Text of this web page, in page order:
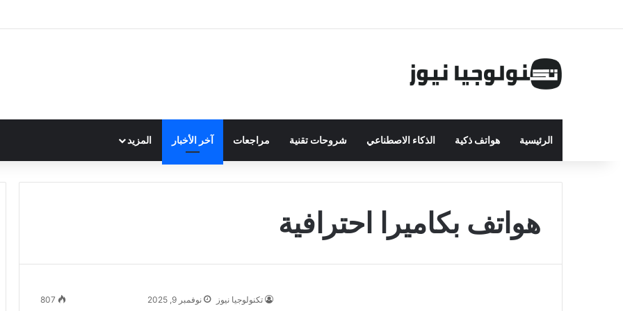
الرئيسية هواتف ذكية الذكاء الاصطناعي شروحات تقنية مراجعات آخر الأخبار المزيد
هواتف بكاميرا احترافية
تكنولوجيا نيوز نوفمبر 9, 2025 807